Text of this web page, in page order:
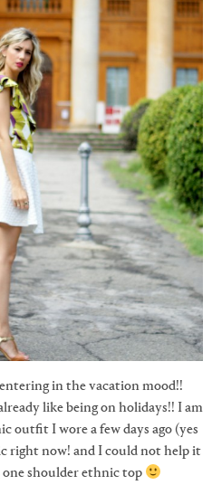
in the vacation mood!!
like being on holidays!! I am
outfit I wore a few days ago (yes
right now! and I could not help it
one shoulder ethnic top